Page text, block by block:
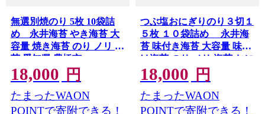
無選別焼のり 5枚 10袋詰
め 永井海苔 やき海苔 大
容量 焼き海苔 のり ノリ 海
苔 愛知県 豊橋市
18,000 円
たまったWAON
POINTで寄附できる！
つぶ塩おにぎりのり３切１
５枚 １０袋詰め 永井海
苔 味付き海苔 大容量 味付
け海苔 のり ノリ 海苔 おに
ぎり 巻くだけ 愛知県 豊橋
市
18,000 円
たまったWAON
POINTで寄附できる！